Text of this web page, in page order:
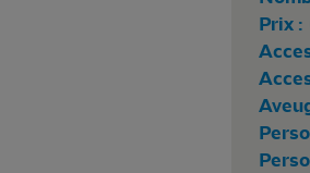
Prix :